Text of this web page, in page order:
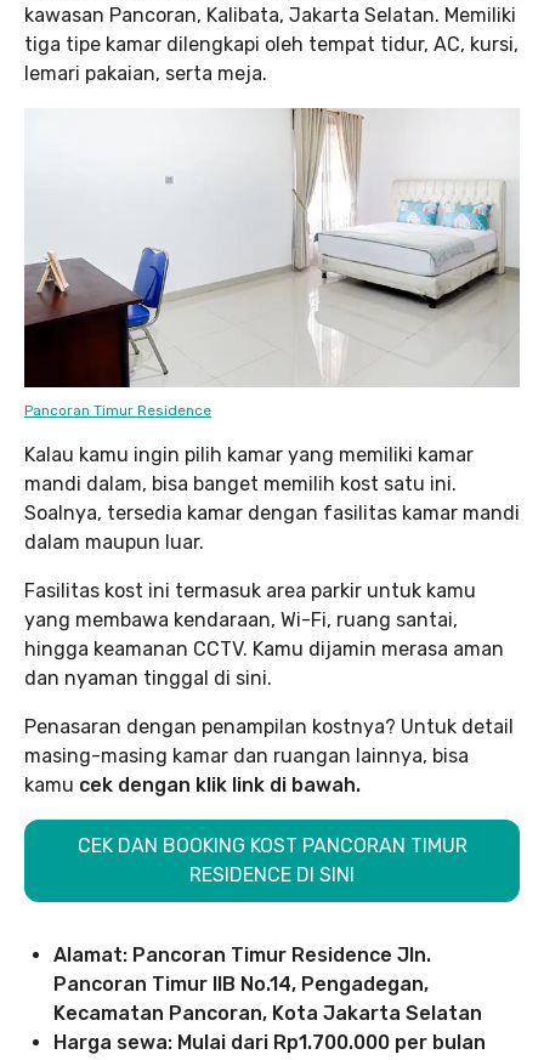
kawasan Pancoran, Kalibata, Jakarta Selatan. Memiliki
tiga tipe kamar dilengkapi oleh tempat tidur, AC, kursi,
lemari pakaian, serta meja.
Pancoran Timur Residence
Kalau kamu ingin pilih kamar yang memiliki kamar
mandi dalam, bisa banget memilih kost satu ini.
Soalnya, tersedia kamar dengan fasilitas kamar mandi
dalam maupun luar.
Fasilitas kost ini termasuk area parkir untuk kamu
yang membawa kendaraan, Wi-Fi, ruang santai,
hingga keamanan CCTV. Kamu dijamin merasa aman
dan nyaman tinggal di sini.
Penasaran dengan penampilan kostnya? Untuk detail
masing-masing kamar dan ruangan lainnya, bisa
kamu cek dengan klik link di bawah.
CEK DAN BOOKING KOST PANCORAN TIMUR
RESIDENCE DI SINI
Alamat: Pancoran Timur Residence Jln.
Pancoran Timur IIB No.14, Pengadegan,
Kecamatan Pancoran, Kota Jakarta Selatan
Harga sewa: Mulai dari Rp1.700.000 per bulan